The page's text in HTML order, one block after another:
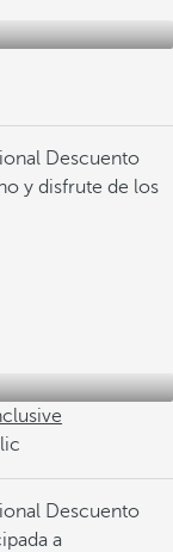
Descuento
y disfrute de los
Descuento
a